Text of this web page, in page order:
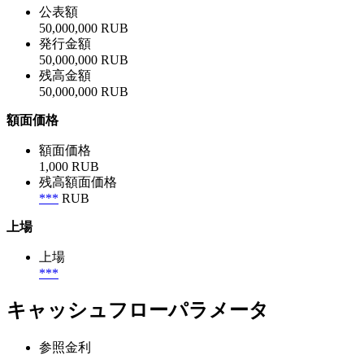
公表額
50,000,000 RUB
発行金額
50,000,000 RUB
残高金額
50,000,000 RUB
額面価格
額面価格
1,000 RUB
残高額面価格
*** RUB
上場
上場
***
キャッシュフローパラメータ
参照金利